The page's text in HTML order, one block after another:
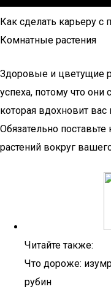
Как сделать карьеру
Комнатные растения
Здоровые и цветущие
успеха, потому что
которая вдохновит вас
Обязательно
растений вокруг
Читайте также:
Что дороже:
рубин